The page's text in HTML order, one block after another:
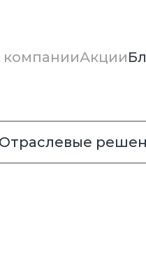
Акции
Отраслевые